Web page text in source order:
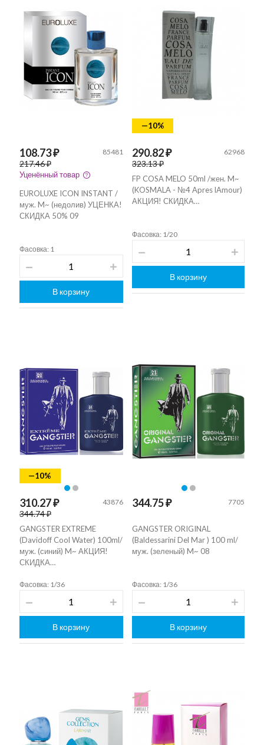
108.73 ₽
217.46 ₽
85481
Уценённый товар
EUROLUXE ICON INSTANT /
муж. M~ (недолив) УЦЕНКА!
СКИДКА 50% 09
Фасовка: 1
В корзину
—10%
290.82 ₽
323.13 ₽
62968
FP COSA MELO 50ml /жен. M~
(KOSMALA - №4 Apres lAmour)
АКЦИЯ! СКИДКА…
Фасовка: 1/20
В корзину
—10%
310.27 ₽
344.74 ₽
43876
GANGSTER EXTREME
(Davidoff Cool Water) 100ml/
муж. (синий) M~ АКЦИЯ!
СКИДКА…
Фасовка: 1/36
В корзину
344.75 ₽ 7705
GANGSTER ORIGINAL
(Baldessarini Del Mar ) 100 ml/
муж. (зеленый) M~ 08
Фасовка: 1/36
В корзину